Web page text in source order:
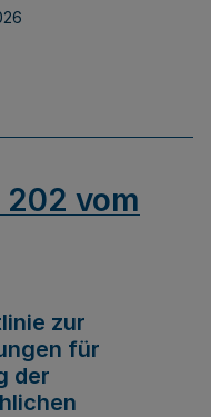
202 vom
zur
für
der